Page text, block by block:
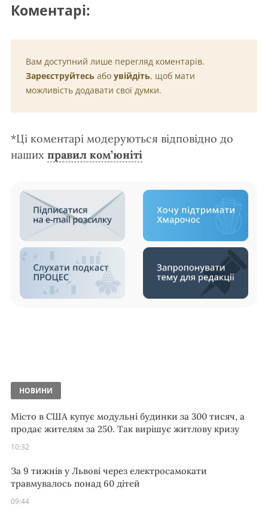
Коментарі:
Вам доступний лише перегляд коментарів.
Зареєструйтесь або увійдіть, щоб мати
можливість додавати свої думки.
*Ці коментарі модеруються відповідно до
наших правил ком’юніті
НОВИНИ
Місто в США купує модульні будинки за 300 тисяч, а
продає жителям за 250. Так вирішує житлову кризу
10:32
За 9 тижнів у Львові через електросамокати
травмувалось понад 60 дітей
09:44